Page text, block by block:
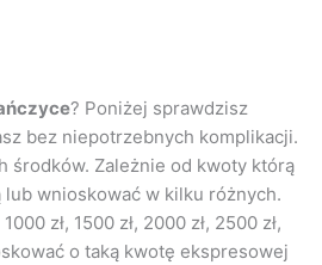
? Poniżej sprawdzisz
bez niepotrzebnych komplikacji.
środków. Zależnie od kwoty którą
wnioskować w kilku różnych.
zł, 1500 zł, 2000 zł, 2500 zł,
o taką kwotę ekspresowej